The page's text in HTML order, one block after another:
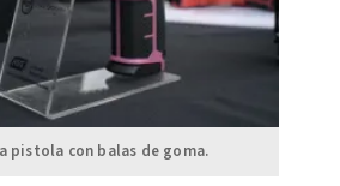
pistola con balas de goma.